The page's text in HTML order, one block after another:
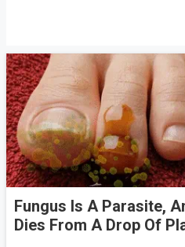
Fungus Is A Parasite,
Dies From A Drop Of